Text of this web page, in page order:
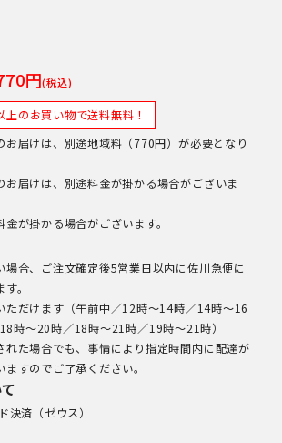
円(税込)
のお買い物で送料無料！
届けは、別途地域料（770円）が必要となり
届けは、別途料金が掛かる場合がございま
が掛かる場合がございます。
場合、ご注文確定後5営業日以内に佐川急便に
。
ただけます（午前中／12時～14時／14時～16
時～20時／18時～21時／19時～21時）
れた場合でも、事情により指定時間内に配達が
すのでご了承ください。
決済（ゼウス）